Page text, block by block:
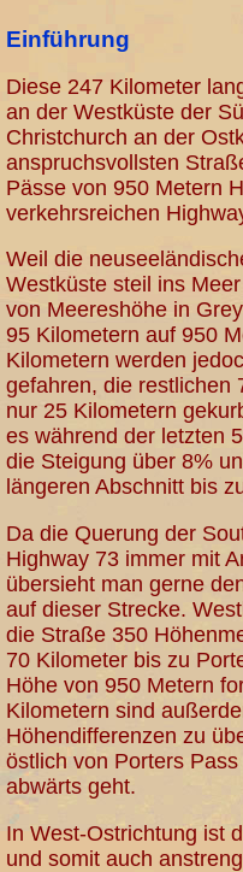
Einführung
Diese 247 Kilometer
an der Westküste der
Christchurch an der
anspruchsvollsten
Pässe von 950 Metern
verkehrsreichen
Weil die
Westküste steil ins
von Meereshöhe in
95 Kilometern auf 950
Kilometern werden
gefahren, die restlichen
nur 25 Kilometern
es während der letzten
die Steigung über 8%
längeren Abschnitt bis
Da die Querung der
Highway 73 immer mit
übersieht man gerne
auf dieser Strecke.
die Straße 350
70 Kilometer bis zu
Höhe von 950 Metern
Kilometern sind
Höhendifferenzen zu
östlich von Porters
abwärts geht.
In West-Ostrichtung ist
und somit auch